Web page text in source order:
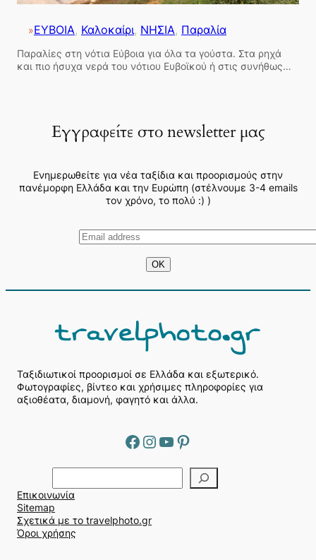
»ΕΥΒΟΙΑ, Καλοκαίρι, ΝΗΣΙΑ, Παραλία
Παραλίες στη νότια Εύβοια για όλα τα γούστα. Στα ρηχά
και πιο ήσυχα νερά του νότιου Ευβοϊκού ή στις συνήθως…
Εγγραφείτε στο newsletter μας
Ενημερωθείτε για νέα ταξίδια και προορισμούς στην
πανέμορφη Ελλάδα και την Ευρώπη (στέλνουμε 3-4 emails
τον χρόνο, το πολύ :) )
Ταξιδιωτικοί προορισμοί σε Ελλάδα και εξωτερικό.
Φωτογραφίες, βίντεο και χρήσιμες πληροφορίες για
αξιοθέατα, διαμονή, φαγητό και άλλα.
Facebook Instagram YouTube Pinterest
ν
α
ζ
ή
Επικοινωνία
Sitemap
Σχετικά με το travelphoto.gr
Όροι χρήσης